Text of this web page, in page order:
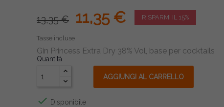
13,35 € 11,35 € RISPARMI IL 15%
Tasse incluse
Gin Princess Extra Dry 38% Vol, base per cocktails
Quantità
AGGIUNGI AL CARRELLO
 Disponibile